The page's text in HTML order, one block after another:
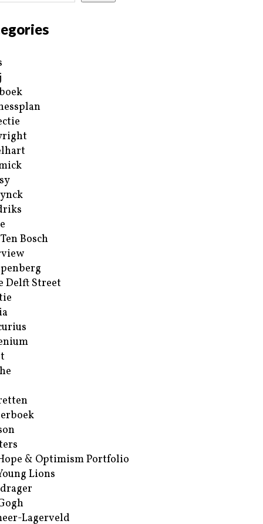
Bosch
Delft Street
& Optimism Portfolio
Lions
Lagerveld